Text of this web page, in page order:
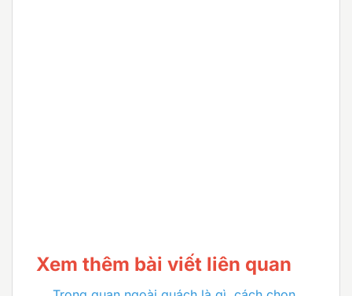
Xem thêm bài viết liên quan